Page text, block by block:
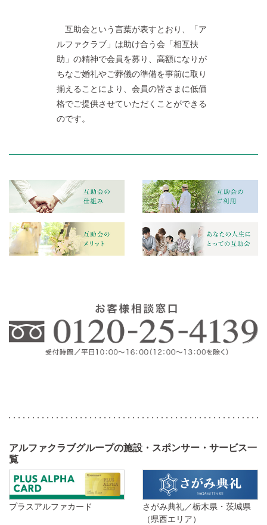
互助会という言葉が表すとおり、「ア
ルファクラブ」は助け合う会「相互扶
助」の精神で会員を募り、高額になりが
ちなご婚礼やご葬儀の準備を事前に取り
揃えることにより、会員の皆さまに低価
格でご提供させていただくことができる
のです。
アルファクラブグループの施設・スポンサー・サービス一
覧
プラスアルファカード
さがみ典礼／栃木県・茨城県
（県西エリア）